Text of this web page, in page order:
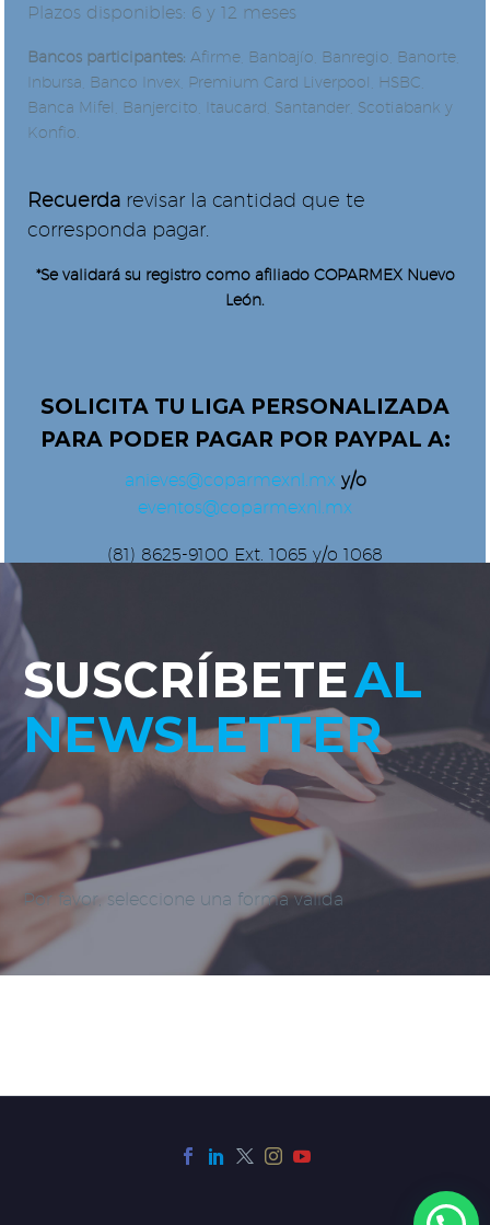
Plazos disponibles: 6 y 12 meses
Bancos participantes:Afirme, Banbajío, Banregio, Banorte,
Inbursa, Banco Invex, Premium Card Liverpool, HSBC,
Banca Mifel, Banjercito, Itaucard, Santander, Scotiabank y
Konfio.
Recuerda revisar la cantidad que te
corresponda pagar.
*Se validará su registro como afiliado COPARMEX Nuevo
León.
SOLICITA TU LIGA PERSONALIZADA
PARA PODER PAGAR POR PAYPAL A:
anieves@coparmexnl.mx y/o
eventos@coparmexnl.mx
(81) 8625-9100 Ext. 1065 y/o 1068
SUSCRÍBETEAL
NEWSLETTER
Por favor, seleccione una forma válida